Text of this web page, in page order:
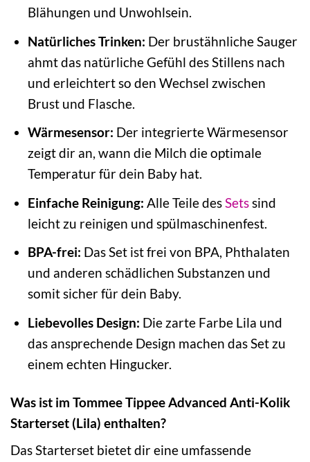
Blähungen und Unwohlsein.
Natürliches Trinken: Der brustähnliche Sauger
ahmt das natürliche Gefühl des Stillens nach
und erleichtert so den Wechsel zwischen
Brust und Flasche.
Wärmesensor: Der integrierte Wärmesensor
zeigt dir an, wann die Milch die optimale
Temperatur für dein Baby hat.
Einfache Reinigung: Alle Teile des Setssind
leicht zu reinigen und spülmaschinenfest.
BPA-frei: Das Set ist frei von BPA, Phthalaten
und anderen schädlichen Substanzen und
somit sicher für dein Baby.
Liebevolles Design: Die zarte Farbe Lila und
das ansprechende Design machen das Set zu
einem echten Hingucker.
Was ist im Tommee Tippee Advanced Anti-Kolik
Starterset (Lila) enthalten?
Das Starterset bietet dir eine umfassende